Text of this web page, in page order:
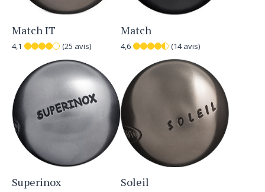
Match IT
4,1 (25 avis)
Match
4,6 (14 avis)
Superinox Soleil